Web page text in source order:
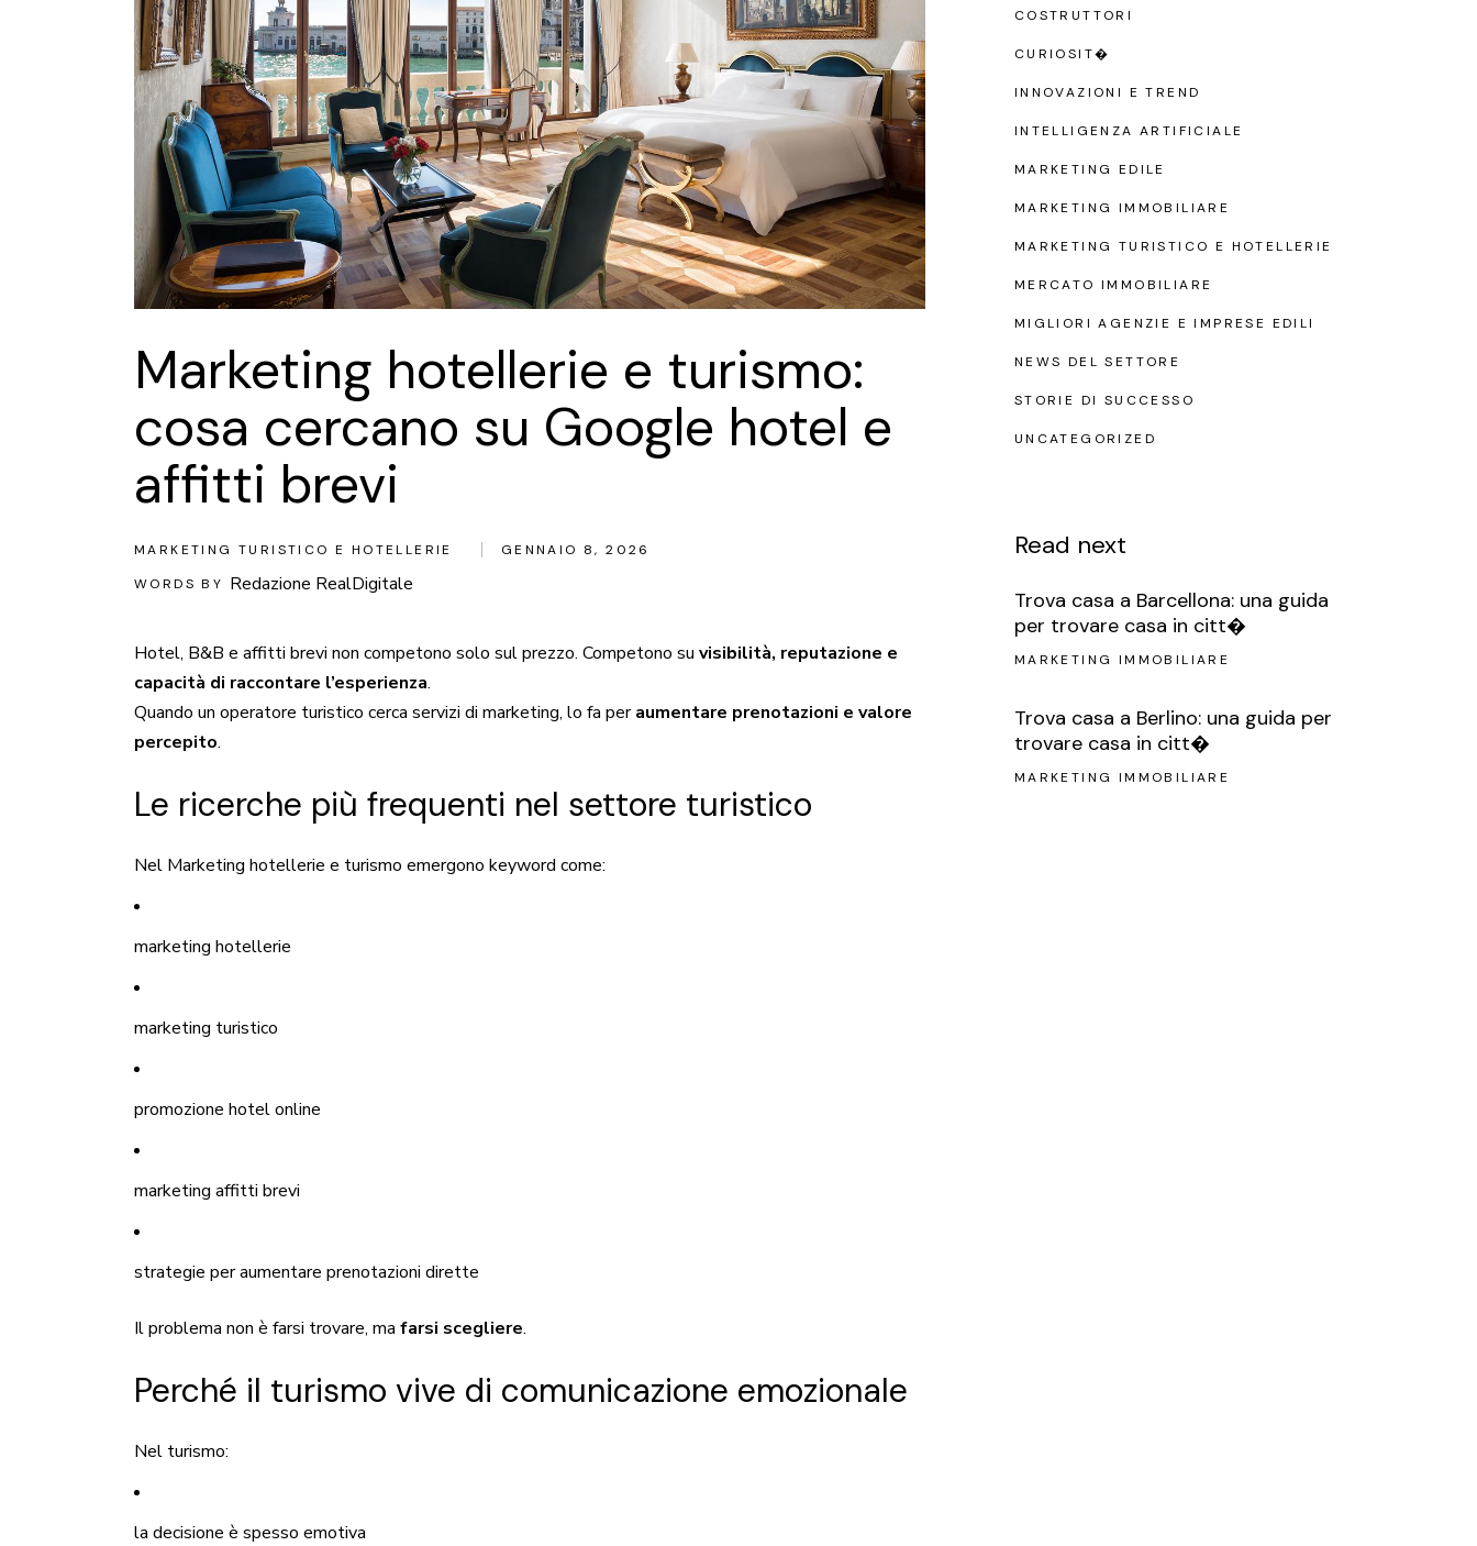
Marketing hotellerie e turismo:
cosa cercano su Google hotel e
affitti brevi
MARKETING TURISTICO E HOTELLERIE
GENNAIO 8, 2026
WORDS BY Redazione RealDigitale
Hotel, B&B e affitti brevi non competono solo sul prezzo. Competono su visibilità, reputazione e
capacità di raccontare l’esperienza.
Quando un operatore turistico cerca servizi di marketing, lo fa peraumentare prenotazioni e valore
percepito.
Le ricerche più frequenti nel settore turistico
Nel Marketing hotellerie e turismo emergono keyword come:
marketing hotellerie
marketing turistico
promozione hotel online
marketing affitti brevi
strategie per aumentare prenotazioni dirette
Il problema non è farsi trovare, ma farsi scegliere.
Perché il turismo vive di comunicazione emozionale
Nel turismo:
la decisione è spesso emotiva
COSTRUTTORI
CURIOSIT�
INNOVAZIONI E TREND
INTELLIGENZA ARTIFICIALE
MARKETING EDILE
MARKETING IMMOBILIARE
MARKETING TURISTICO E HOTELLERIE
MERCATO IMMOBILIARE
MIGLIORI AGENZIE E IMPRESE EDILI
NEWS DEL SETTORE
STORIE DI SUCCESSO
UNCATEGORIZED
Read next
Trova casa a Barcellona: una guida
per trovare casa in citt�
MARKETING IMMOBILIARE
Trova casa a Berlino: una guida per
trovare casa in citt�
MARKETING IMMOBILIARE